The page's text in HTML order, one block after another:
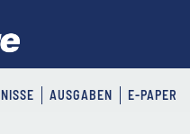
AUSGABEN E-PAPER